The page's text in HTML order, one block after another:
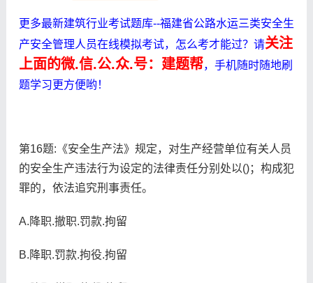
更多最新建筑行业考试题库--福建省公路水运三类安全生
产安全管理人员在线模拟考试，怎么考才能过？请关注
上面的微.信.公.众.号：建题帮，手机随时随地刷
题学习更方便哟！
第16题:《安全生产法》规定，对生产经营单位有关人员
的安全生产违法行为设定的法律责任分别处以()；构成犯
罪的，依法追究刑事责任。
A.降职.撤职.罚款.拘留
B.降职.罚款.拘役.拘留